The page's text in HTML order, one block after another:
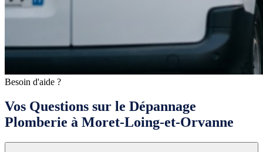
Besoin d'aide ?
Vos Questions sur le Dépannage
Plomberie à Moret-Loing-et-Orvanne